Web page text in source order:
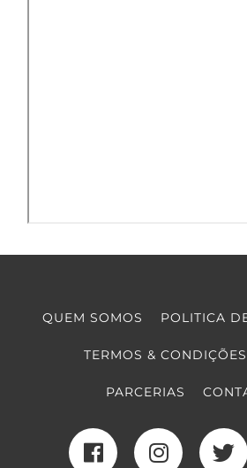
QUEM SOMOS POLITICA
TERMOS & CONDIÇÕES
PARCERIAS